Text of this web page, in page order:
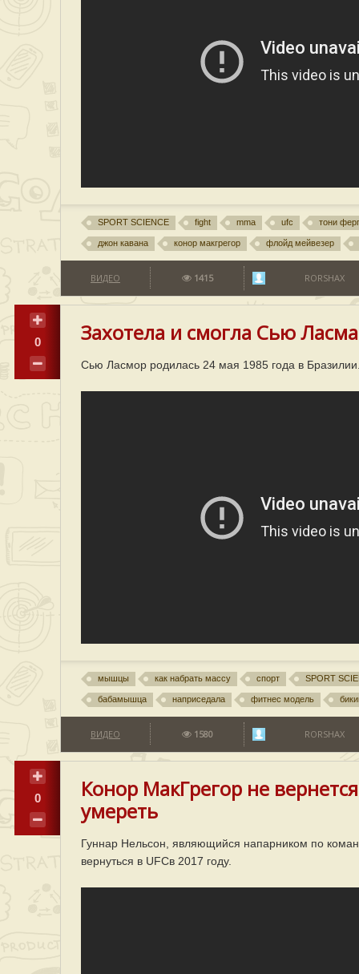
SPORT SCIENCE fight mma ufc тони
джон кавана конор макгрегор флойд мейвезер
ВИДЕО 1415 RORSHAX
0 Захотела и смогла Сью
Сью Ласмор родилась 24 мая 1985 года в
мышцы как набрать массу спорт SPORT
бабамышца наприседала фитнес модель
ВИДЕО 1580 RORSHAX
0
Конор МакГрегор не
умереть
Гуннар Нельсон, являющийся напарником по
вернуться в UFCв 2017 году.